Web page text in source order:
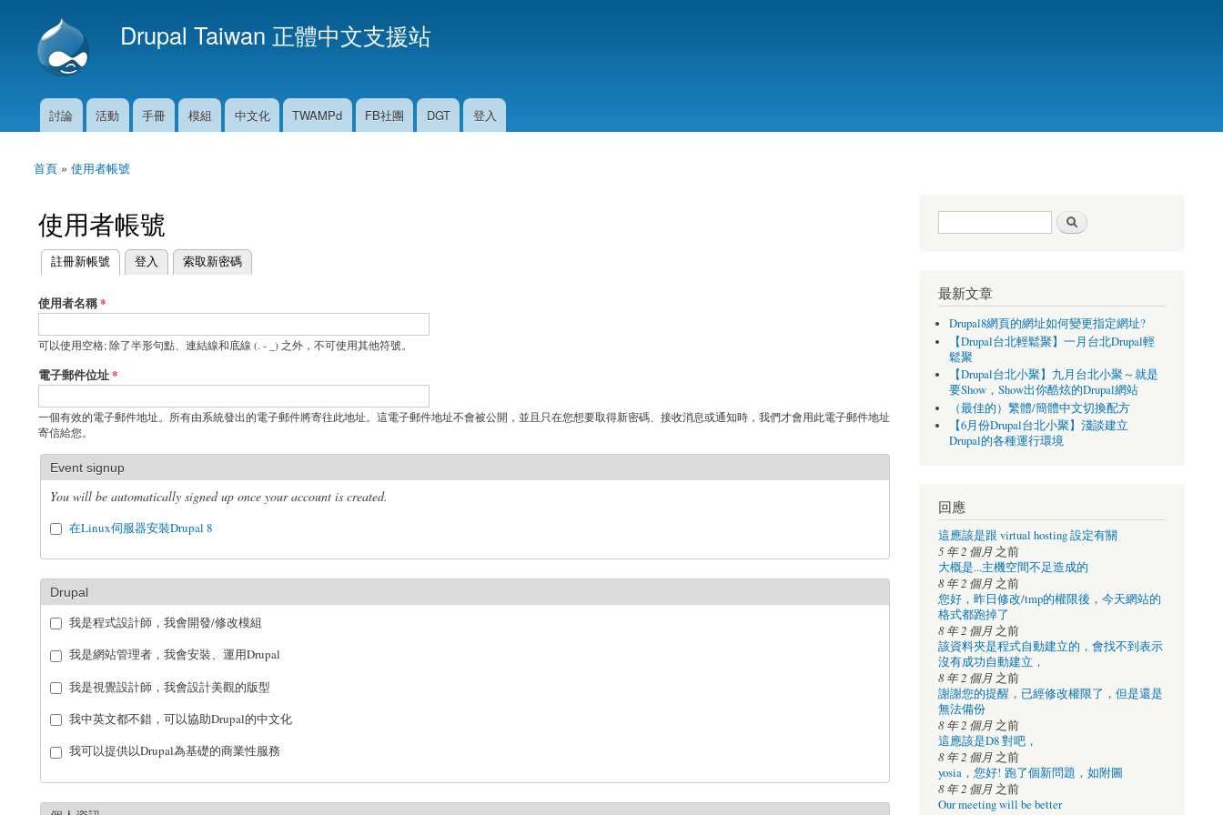
Drupal Taiwan 正體中文支援站
主選單
討論 活動 手冊 模組 中文化 TWAMPd FB社團 DGT 登入
您在這裡
首頁 » 使用者帳號
使用者帳號
主要索引標籤
註冊新帳號
(作用中頁籤) 登入 索取新密碼
使用者名稱*
可以使用空格; 除了半形句點、連結線和底線 (. - _) 之外，不可使用其他符號。
電子郵件位址*
一個有效的電子郵件地址。所有由系統發出的電子郵件將寄往此地址。這電子郵件地址不會被公開，並且只在您想要取得新密碼、接收消息或通知時，我們才會用此電子郵件地址
寄信給您。
Event signup
You will be automatically signed up once your account is created.
在Linux伺服器安裝Drupal 8
Drupal
我是程式設計師，我會開發/修改模組
我是網站管理者，我會安裝、運用Drupal
我是視覺設計師，我會設計美觀的版型
我中英文都不錯，可以協助Drupal的中文化
我可以提供以Drupal為基礎的商業性服務
搜尋表單
最新文章
Drupal8網頁的網址如何變更指定網址?
【Drupal台北輕鬆聚】一月台北Drupal輕
鬆聚
【Drupal台北小聚】九月台北小聚～就是
要Show，Show出你酷炫的Drupal網站
（最佳的）繁體/簡體中文切換配方
【6月份Drupal台北小聚】淺談建立
Drupal的各種運行環境
回應
這應該是跟 virtual hosting 設定有關
5 年 2 個月之前
大概是...主機空間不足造成的
8 年 2 個月之前
您好，昨日修改/tmp的權限後，今天網站的
格式都跑掉了
8 年 2 個月之前
該資料夾是程式自動建立的，會找不到表示
沒有成功自動建立，
8 年 2 個月之前
謝謝您的提醒，已經修改權限了，但是還是
無法備份
8 年 2 個月之前
這應該是D8 對吧，
8 年 2 個月之前
yosia，您好! 跑了個新問題，如附圖
8 年 2 個月之前
Our meeting will be better